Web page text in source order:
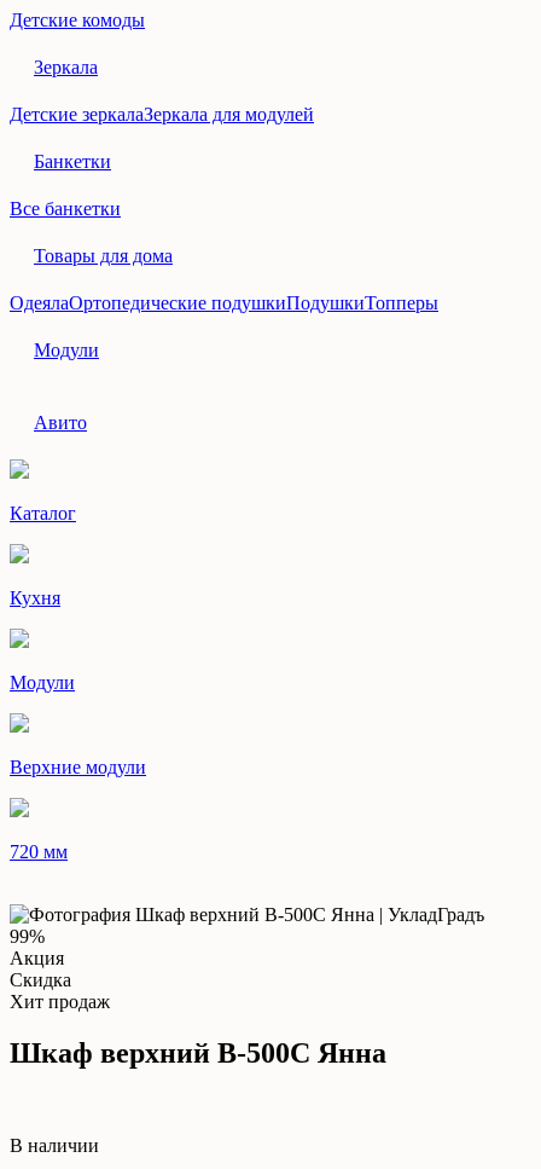
Детские комоды
Зеркала
Детские зеркалаЗеркала для модулей
Банкетки
Все банкетки
Товары для дома
ОдеялаОртопедические подушкиПодушкиТопперы
Модули
Авито
Каталог
Кухня
Модули
Верхние модули
720 мм
99%
Акция
Скидка
Хит продаж
Шкаф верхний В-500С Янна
В наличии